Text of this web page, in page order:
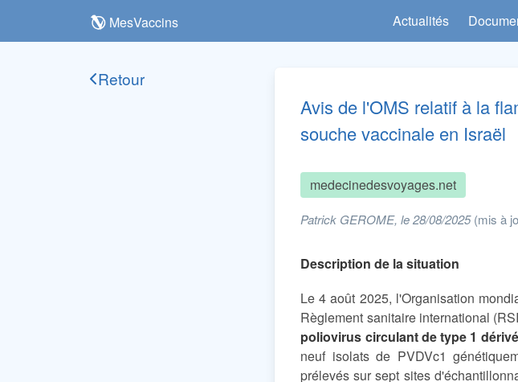
MesVaccins Actualités
Retour
Avis de l'OMS relatif à la
souche vaccinale en Israël
medecinedesvoyages.net
Patrick GEROME, le 28/08/2025 (mis à
Description de la situation
Le 4 août 2025, l'Organisation
Règlement sanitaire international
poliovirus circulant de type 1
neuf isolats de PVDVc1
prélevés sur sept sites